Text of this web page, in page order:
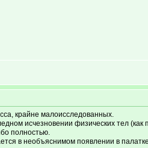
крайне малоисследованных.
исчезновении физических тел
полностью.
в необъяснимом появлении в